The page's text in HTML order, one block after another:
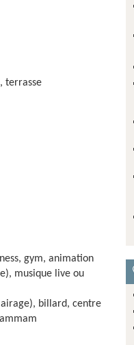
terrasse
gym, animation
musique live ou
billard, centre